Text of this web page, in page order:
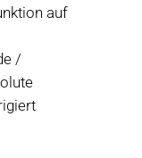
auf
/